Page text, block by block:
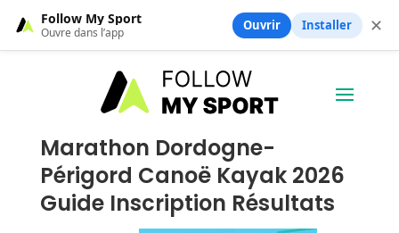
Marathon Dordogne-
Périgord Canoë Kayak 2026
Guide Inscription Résultats
Follow My Sport
Ouvre dans l’app Ouvrir Installer ✕